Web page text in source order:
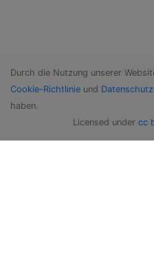
Durch die Nutzung unserer
Cookie-Richtlinie und
haben.
Licensed under cc